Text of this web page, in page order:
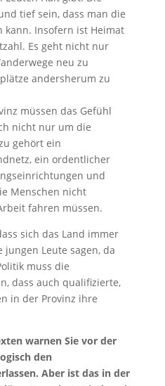
tief sein, dass man die
kann. Insofern ist Heimat
Es geht nicht nur
neu zu
andersherum zu
müssen das Gefühl
nicht nur um die
gehört ein
ein ordentlicher
und
Menschen nicht
fahren müssen.
sich das Land immer
Leute sagen, da
muss die
dass auch qualifizierte,
in der Provinz ihre
warnen Sie vor der
den
Aber ist das in der